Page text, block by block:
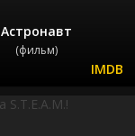
Астронавт
(фильм)